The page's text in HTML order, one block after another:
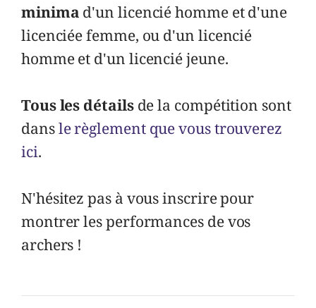
minima d'un licencié homme et d'une
licenciée femme, ou d'un licencié
homme et d'un licencié jeune.
Tous les détails de la compétition sont
dansle règlement que vous trouverez
ici.
N'hésitez pas à vous inscrire pour
montrer les performances de vos
archers !